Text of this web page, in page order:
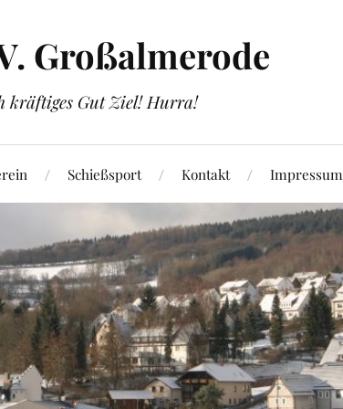
Großalmerode
kräftiges Gut Ziel! Hurra!
Schießsport Kontakt Impressum